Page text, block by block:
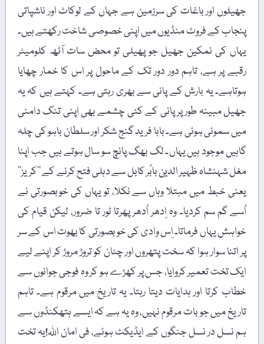
جھیلوں اور باغات کی سرزمین ہے جہاں کے لوکاٹ اور ناشپاتی
پنجاب کے فروٹ منڈیوں میں اپنی خصوصی شاخت رکھتے ہیں۔
یہاں کی نمکین جھیل جو پھیلی تو محض سات آٹھ کلومیٹر
رقبے پر ہے، تاہم دور دور تک کے ماحول پر اس کا خمار چھایا
ہوتاہے۔ یہ بارش کے پانی سے بھری رہتی ہے۔ کہتے ہیں کہ یہ
جھیل مبینہ طور پر پانی کے کئی چشمے بھی اپنی تنگ دامنی
میں سموئی ہوئی ہے۔ بابا فرید گنج شکر اور سلطان باہو کی چلہ
گاہیں موجود ہیں یہاں۔ لگ بھگ پانچ سو سال ہوتے ہیں جب اپنا
مغل شہنشاہ ظہیر الدین بابُر کابل سے دہلی فتح کرنے کے ’’کریز‘‘
یعنی خبط میں مبتلا وہاں سے نکلا، تو یہاں کی خوبصورتی نے
اُسے گم سم کردیا۔ وہ اِدھر اُدھر پھرتا ٹور تا ضرور، لیکن قیام کی
خواہش یہاں فرماتا۔ اِس وادی کی خوبصورتی کا بھوت اس کے سر
پر اتنا سوار ہوا کہ سخت پتھروں اور چٹان کو تروڑ مروڑ کر اپنے لیے
ایک تخت تعمیر کروایا، جس پر کھڑے ہو کر وہ فوجی جوانوں سے
خطاب کرتا اور ہدایات دیتا رہتا۔ یہ تاریخ میں مرقوم ہے۔ تاہم
تاریخ میں جو بات مرقوم نہیں، وہ یہ ہے کہ ایسے ہتھکنڈوں سے
ہم نسل در نسل جنگوں کے ایڈیکٹ ہوئے، فی امان اللہ!یہ تخت